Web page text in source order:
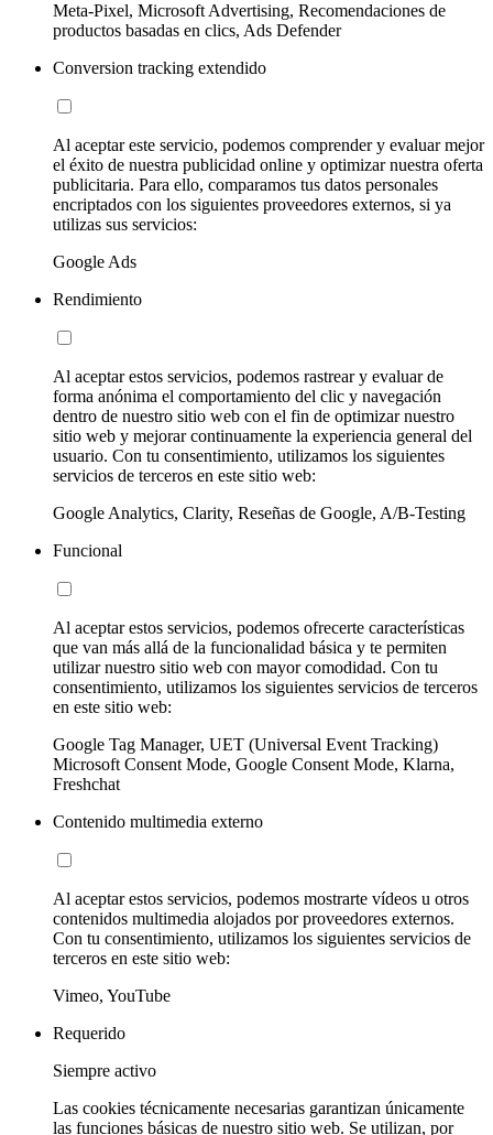
Meta-Pixel, Microsoft Advertising, Recomendaciones de
productos basadas en clics, Ads Defender
Conversion tracking extendido
Al aceptar este servicio, podemos comprender y evaluar mejor
el éxito de nuestra publicidad online y optimizar nuestra oferta
publicitaria. Para ello, comparamos tus datos personales
encriptados con los siguientes proveedores externos, si ya
utilizas sus servicios:
Google Ads
Rendimiento
Al aceptar estos servicios, podemos rastrear y evaluar de
forma anónima el comportamiento del clic y navegación
dentro de nuestro sitio web con el fin de optimizar nuestro
sitio web y mejorar continuamente la experiencia general del
usuario. Con tu consentimiento, utilizamos los siguientes
servicios de terceros en este sitio web:
Google Analytics, Clarity, Reseñas de Google, A/B-Testing
Funcional
Al aceptar estos servicios, podemos ofrecerte características
que van más allá de la funcionalidad básica y te permiten
utilizar nuestro sitio web con mayor comodidad. Con tu
consentimiento, utilizamos los siguientes servicios de terceros
en este sitio web:
Google Tag Manager, UET (Universal Event Tracking)
Microsoft Consent Mode, Google Consent Mode, Klarna,
Freshchat
Contenido multimedia externo
Al aceptar estos servicios, podemos mostrarte vídeos u otros
contenidos multimedia alojados por proveedores externos.
Con tu consentimiento, utilizamos los siguientes servicios de
terceros en este sitio web:
Vimeo, YouTube
Requerido
Siempre activo
Las cookies técnicamente necesarias garantizan únicamente
las funciones básicas de nuestro sitio web. Se utilizan, por